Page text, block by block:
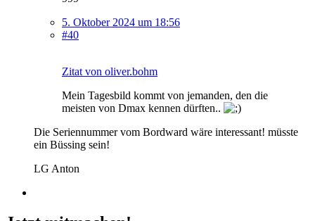
5. Oktober 2024 um 18:56
#40
Zitat von oliver.bohm
Mein Tagesbild kommt von jemanden, den die
meisten von Dmax kennen dürften..
Die Seriennummer vom Bordward wäre interessant! müsste
ein Büssing sein!
LG Anton